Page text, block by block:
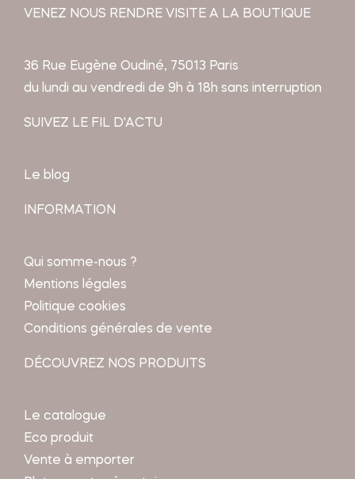
VENEZ NOUS RENDRE VISITE A LA BOUTIQUE
36 Rue Eugène Oudiné, 75013 Paris
du lundi au vendredi de 9h à 18h sans interruption
SUIVEZ LE FIL D'ACTU
Le blog
INFORMATION
Qui somme-nous ?
Mentions légales
Politique cookies
Conditions générales de vente
DÉCOUVREZ NOS PRODUITS
Le catalogue
Eco produit
Vente à emporter